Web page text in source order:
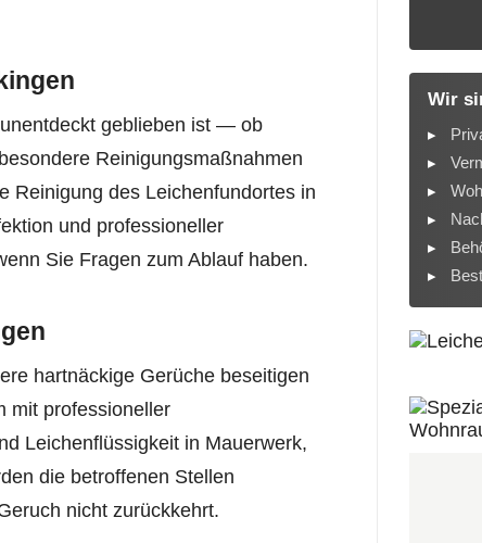
geblieben ist — ob
Reinigungsmaßnahmen
Reinigung des Leichenfundortes in
und professioneller
Sie Fragen zum Ablauf haben.
hartnäckige Gerüche beseitigen
mit professioneller
Leichenflüssigkeit in Mauerwerk,
die betroffenen Stellen
nicht zurückkehrt.
Wir